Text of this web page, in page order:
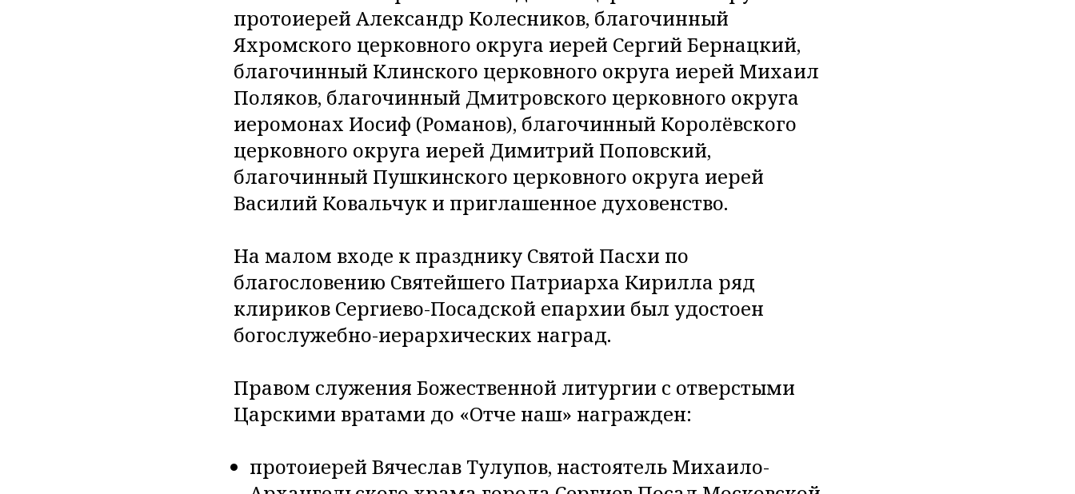
протоиерей Александр Колесников, благочинный
Яхромского церковного округа иерей Сергий Бернацкий,
благочинный Клинского церковного округа иерей Михаил
Поляков, благочинный Дмитровского церковного округа
иеромонах Иосиф (Романов), благочинный Королёвского
церковного округа иерей Димитрий Поповский,
благочинный Пушкинского церковного округа иерей
Василий Ковальчук и приглашенное духовенство.
На малом входе к празднику Святой Пасхи по
благословению Святейшего Патриарха Кирилла ряд
клириков Сергиево-Посадской епархии был удостоен
богослужебно-иерархических наград.
Правом служения Божественной литургии с отверстыми
Царскими вратами до «Отче наш» награжден:
протоиерей Вячеслав Тулупов, настоятель Михаило-